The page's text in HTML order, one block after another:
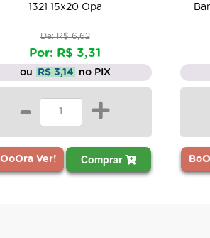
Bandeirolas I 2826 20x25 Opa
De: R$ 11,06
Por: R$ 5,53
ou R$ 5,25 no PIX
-
BoOoOra Ver! Comprar